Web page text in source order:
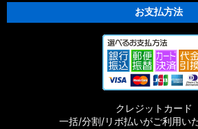
【シマノ】15-16ストラディック［
【シマノ】17サステイン［SUSTAIN］対
【シマノ】11バイオマスター［
お支払方法
クレジットカード
一括/分割/リボ払いがご利用い